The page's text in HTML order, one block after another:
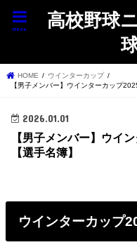
高校野球
menu
HOME
ウインターカップ
【男子メンバー】ウインターカップ
2026.01.01
【男子メンバー】ウイ
【選手名簿】
ウインターカップ